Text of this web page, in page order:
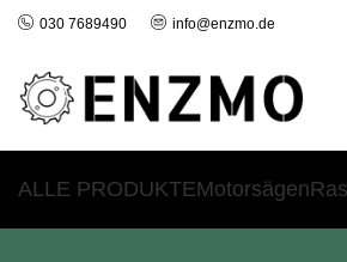
030 7689490 info@enzmo.de
ALLE PRODUKTEMotorsägen